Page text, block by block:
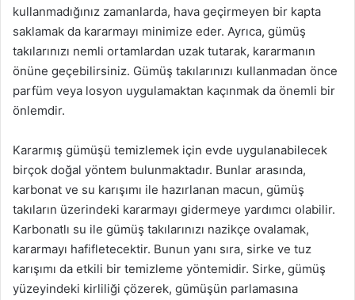
kullanmadığınız zamanlarda, hava geçirmeyen bir kapta
saklamak da kararmayı minimize eder. Ayrıca, gümüş
takılarınızı nemli ortamlardan uzak tutarak, kararmanın
önüne geçebilirsiniz. Gümüş takılarınızı kullanmadan önce
parfüm veya losyon uygulamaktan kaçınmak da önemli bir
önlemdir.
Kararmış gümüşü temizlemek için evde uygulanabilecek
birçok doğal yöntem bulunmaktadır. Bunlar arasında,
karbonat ve su karışımı ile hazırlanan macun, gümüş
takıların üzerindeki kararmayı gidermeye yardımcı olabilir.
Karbonatlı su ile gümüş takılarınızı nazikçe ovalamak,
kararmayı hafifletecektir. Bunun yanı sıra, sirke ve tuz
karışımı da etkili bir temizleme yöntemidir. Sirke, gümüş
yüzeyindeki kirliliği çözerek, gümüşün parlamasına